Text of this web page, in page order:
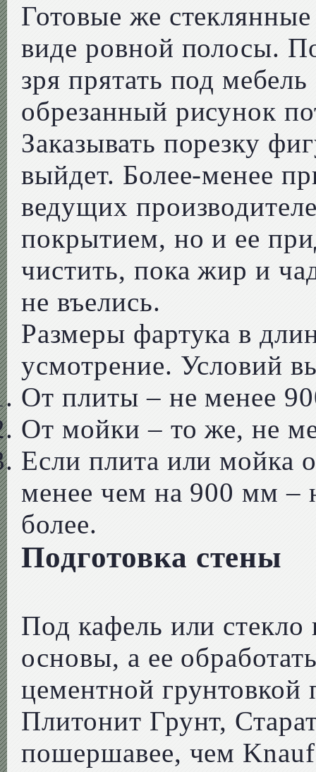
Готовые же
виде ровной полосы.
зря прятать под
обрезанный рисунок
Заказывать порезку
выйдет. Более-менее
ведущих
покрытием, но и ее
чистить, пока жир и
не въелись.
Размеры фартука в
усмотрение. Условий
От плиты – не менее
От мойки – то же, не
Если плита или мойка
менее чем на 900 мм –
более.
Подготовка стены
Под кафель или
основы, а ее
цементной
Плитонит Грунт,
пошершавее, чем